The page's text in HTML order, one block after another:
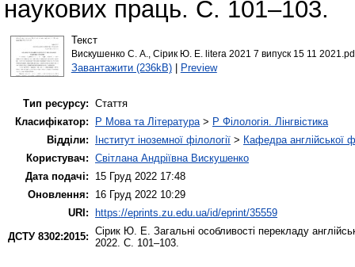
наукових праць. С. 101–103.
Текст
Вискушенко С. А., Сірик Ю. Е. litera 2021 7 випуск 15 11
Завантажити (236kB)| Preview
Тип ресурсу: Стаття
Класифікатор:
P Мова та Література> P Філологія. Лінгвістика
Відділи:
Інститут іноземної філології > Кафедра англійської
Користувач: Світлана Андріївна Вискушенко
Дата подачі:
15 Груд 2022 17:48
Оновлення:
16 Груд 2022 10:29
URI:
https://eprints.zu.edu.ua/id/eprint/35559
ДСТУ 8302:2015: Сірик Ю. Е. Загальні особливості перекладу
2022. С. 101–103.